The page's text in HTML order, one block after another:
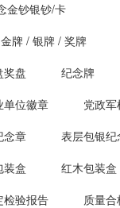
金钞银钞/卡
金牌 / 银牌 / 奖牌
奖盘 纪念牌
单位徽章
党政
念章
表层包银纪
装盒 红木包装盒
检验报告 质量